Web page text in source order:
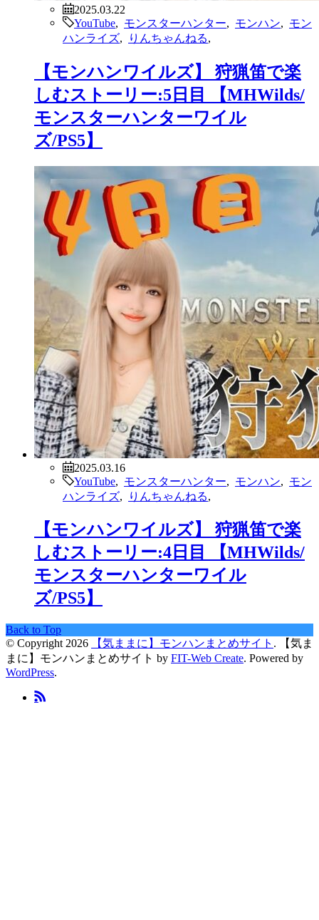
2025.03.22
YouTube
モンスターハンター モンハン
モン
ハンライズ
りんちゃんねる
【モンハンワイルズ】 狩猟笛で楽
しむストーリー:5日目 【MHWilds/
モンスターハンターワイル
ズ/PS5】
2025.03.16
YouTube
モンスターハンター モンハン
モン
ハンライズ
りんちゃんねる
【モンハンワイルズ】 狩猟笛で楽
しむストーリー:4日目 【MHWilds/
モンスターハンターワイル
ズ/PS5】
Back to Top
© Copyright 2026
【気ままに】モンハンまとめサイト .
【気ま
まに】モンハンまとめサイト by FIT-Web Create. Powered by
WordPress.